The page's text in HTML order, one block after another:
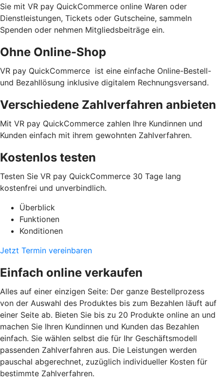
Sie mit VR pay QuickCommerce online Waren oder
Dienstleistungen, Tickets oder Gutscheine, sammeln
Spenden oder nehmen Mitgliedsbeiträge ein.
Ohne Online-Shop
VR pay QuickCommerce ist eine einfache Online-Bestell-
und Bezahllösung inklusive digitalem Rechnungsversand.
Verschiedene Zahlverfahren anbieten
Mit VR pay QuickCommerce zahlen Ihre Kundinnen und
Kunden einfach mit ihrem gewohnten Zahlverfahren.
Kostenlos testen
Testen Sie VR pay QuickCommerce 30 Tage lang
kostenfrei und unverbindlich.
Überblick
Funktionen
Konditionen
Jetzt Termin vereinbaren
Einfach online verkaufen
Alles auf einer einzigen Seite: Der ganze Bestellprozess
von der Auswahl des Produktes bis zum Bezahlen läuft auf
einer Seite ab. Bieten Sie bis zu 20 Produkte online an und
machen Sie Ihren Kundinnen und Kunden das Bezahlen
einfach. Sie wählen selbst die für Ihr Geschäftsmodell
passenden Zahlverfahren aus. Die Leistungen werden
pauschal abgerechnet, zuzüglich individueller Kosten für
bestimmte Zahlverfahren.